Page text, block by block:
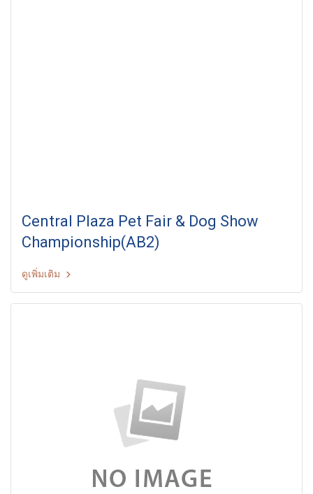
Central Plaza Pet Fair & Dog Show
Championship(AB2)
ดูเพิ่มเติม